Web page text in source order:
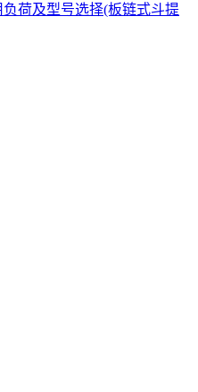
荷及型号选择(板链式斗提